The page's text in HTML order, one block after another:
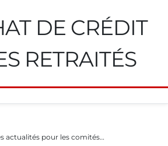
DE CRÉDIT
RETRAITÉS
actualités pour les comités…